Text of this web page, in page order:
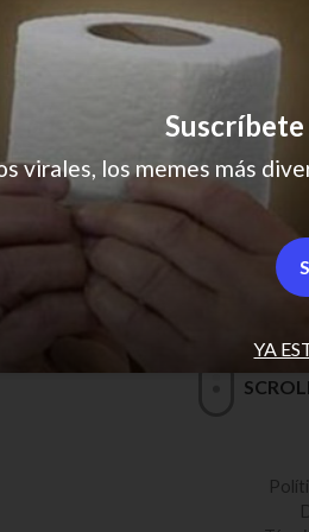
YA
virales, los memes más